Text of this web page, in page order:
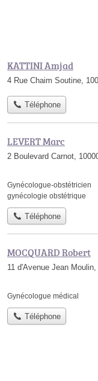
KATTINI Amjad
4 Rue Chaim Soutine,
Téléphone
LEVERT Marc
2 Boulevard Carnot,
Gynécologue-obstétricien
gynécologie obstétrique
Téléphone
MOCQUARD Robert
11 d'Avenue Jean
Gynécologue médical
Téléphone